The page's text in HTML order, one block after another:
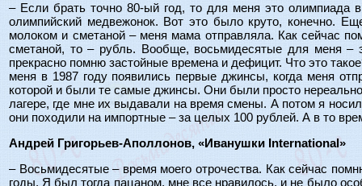
– Если брать точно 80-ый год, то для меня это олимпиада
олимпийский медвежонок. Вот это было круто, конечно.
молоком и сметаной – меня мама отправляла. Как сейчас
сметаной, то – рубль. Вообще, восьмидесятые для меня –
прекрасно помню застойные времена и дефицит. Что это
меня в 1987 году появились первые джинсы, когда меня
которой и были те самые джинсы. Они были просто
лагере, где мне их выдавали на время смены. А потом я
они походили на импортные – за целых 100 рублей. А в то
Андрей Григорьев-Аполлонов, «Иванушки International»
– Восьмидесятые – время моего отрочества. Как сейчас
годы. Я был тогда пацаном, мне все нравилось, и не было